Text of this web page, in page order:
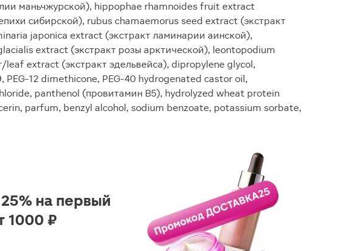
маньчжурской), hippophae rhamnoides fruit extract
сибирской), rubus chamaemorus seed extract (экстракт
japonica extract (экстракт ламинарии аинской),
extract (экстракт розы арктической), leontopodium
extract (экстракт эдельвейса), dipropylene glycol,
PEG-12 dimethicone, PEG-40 hydrogenated castor oil,
panthenol (провитамин B5), hydrolyzed wheat protein
parfum, benzyl alcohol, sodium benzoate, potassium sorbate,
на первый
1000 ₽